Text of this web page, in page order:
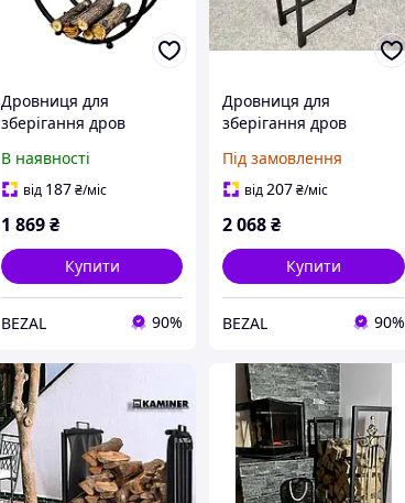
Дровниця для
зберігання дров
В наявності
від 187₴/міс
1 869₴
Купити
BEZAL 90%
Дровниця для
зберігання дров
500х300х800мм
Kompred OL466
Під замовлення
від207₴/міс
2 068₴
Купити
BEZAL 90%